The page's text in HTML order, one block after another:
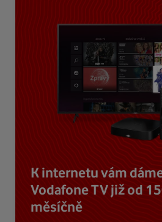
K internetu vám
Vodafone TV již od
měsíčně